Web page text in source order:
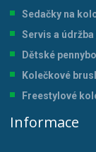
Sedačky na
Servis a
Dětské
Kolečkové
Freestylové
Informace